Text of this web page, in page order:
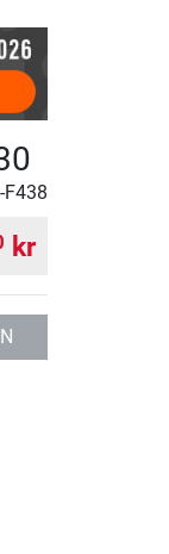
F438
kr